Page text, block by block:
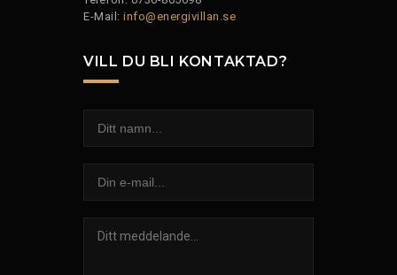
E-Mail: info@energivillan.se
VILL DU BLI KONTAKTAD?